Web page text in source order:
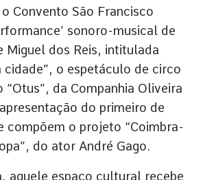
Convento São Francisco
sonoro-musical de
Miguel dos Reis, intitulada
cidade”, o espetáculo de circo
“Otus”, da Companhia Oliveira
do primeiro de
compõem o projeto “Coimbra-
do ator André Gago.
aquele espaço cultural recebe